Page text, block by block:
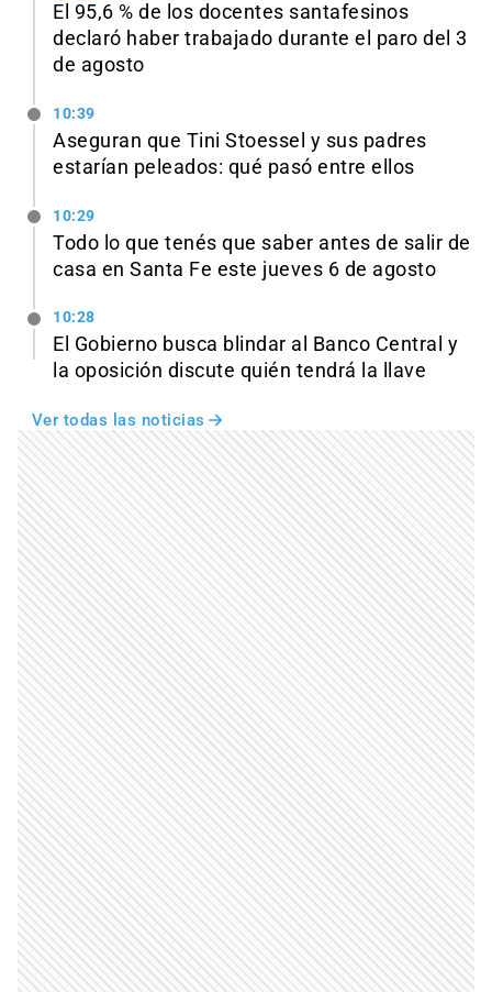
El 95,6 % de los docentes santafesinos
declaró haber trabajado durante el paro del 3
de agosto
10:39
Aseguran que Tini Stoessel y sus padres
estarían peleados: qué pasó entre ellos
10:29
Todo lo que tenés que saber antes de salir de
casa en Santa Fe este jueves 6 de agosto
10:28
El Gobierno busca blindar al Banco Central y
la oposición discute quién tendrá la llave
Ver todas las noticias